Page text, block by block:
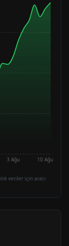
3 Ağu 10 Ağu
veriler için aracı